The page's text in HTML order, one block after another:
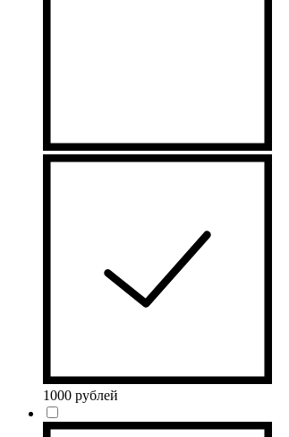
1000 рублей